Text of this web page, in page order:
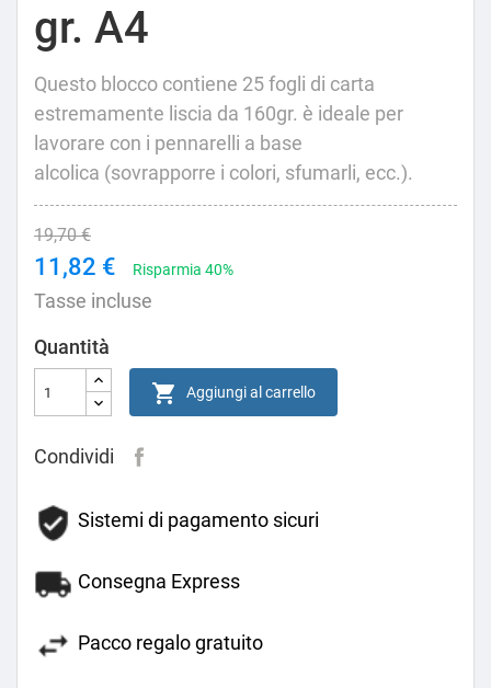
gr. A4
Questo blocco contiene 25 fogli di carta
estremamente liscia da 160gr. è ideale per
lavorare con i pennarelli a base
alcolica (sovrapporre i colori, sfumarli, ecc.).
19,70 €
11,82 € Risparmia 40%
Tasse incluse
Quantità
 Aggiungi al carrello
Condividi
Sistemi di pagamento sicuri
Consegna Express
Pacco regalo gratuito